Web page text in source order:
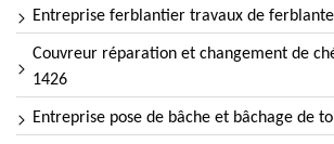
Entreprise ferblantier travaux de
Couvreur réparation et changement de
1426
Entreprise pose de bâche et bâchage de